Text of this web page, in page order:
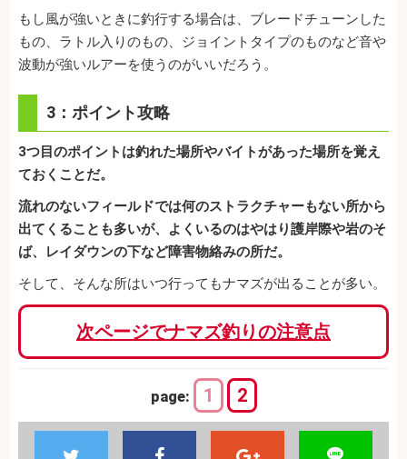
もし風が強いときに釣行する場合は、ブレードチューンした
もの、ラトル入りのもの、ジョイントタイプのものなど音や
波動が強いルアーを使うのがいいだろう。
3：ポイント攻略
3つ目のポイントは釣れた場所やバイトがあった場所を覚え
ておくことだ。
流れのないフィールドでは何のストラクチャーもない所から
出てくることも多いが、よくいるのはやはり護岸際や岩のそ
ば、レイダウンの下など障害物絡みの所だ。
そして、そんな所はいつ行ってもナマズが出ることが多い。
次ページでナマズ釣りの注意点
page: 1 2